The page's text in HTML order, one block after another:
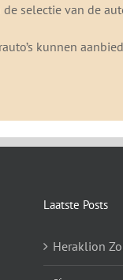
selectie van de
kunnen
Laatste Posts
Heraklion